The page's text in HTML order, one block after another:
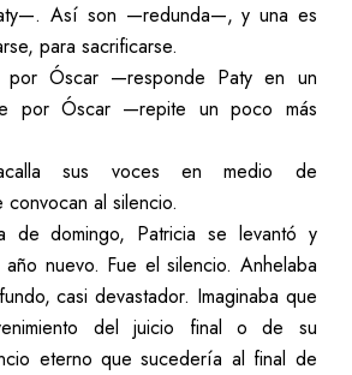
—. Así son —redunda—, y una es
para sacrificarse.
Óscar —responde Paty en un
por Óscar —repite un poco más
sus voces en medio de
al silencio.
de domingo, Patricia se levantó y
nuevo. Fue el silencio. Anhelaba
casi devastador. Imaginaba que
del juicio final o de su
eterno que sucedería al final de